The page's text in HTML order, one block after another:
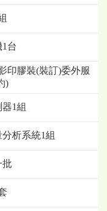
台
印膠裝(裝訂)委外服
)
1組
析系統1組
批